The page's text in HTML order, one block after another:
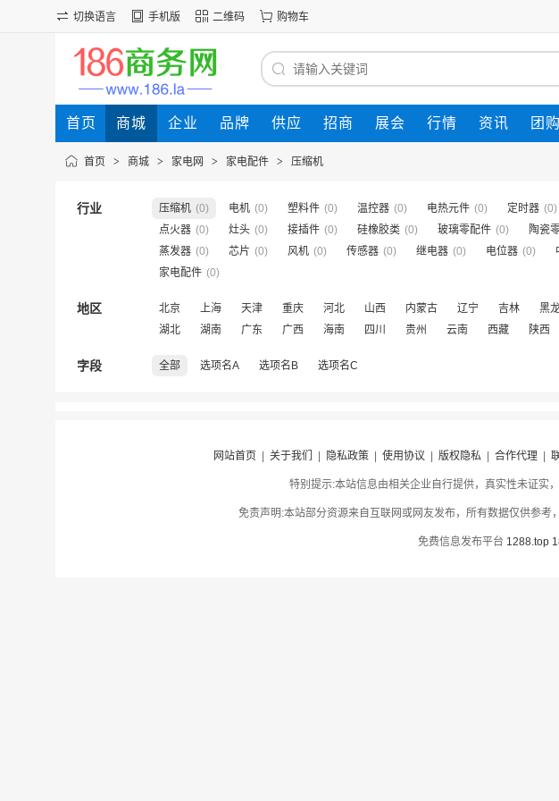
切换语言 手机版 二维码 购物车
首页 商城 企业 品牌 供应 招商 展会 行情 资讯 团购
首页 > 商城 > 家电网 > 家电配件 > 压缩机
行业 压缩机 (0) 电机 (0) 塑料件 (0) 温控器 (0) 电热元件 (0) 定时器 (0)
点火器 (0) 灶头 (0) 接插件 (0) 硅橡胶类 (0) 玻璃零配件 (0) 陶瓷
蒸发器 (0) 芯片 (0) 风机 (0) 传感器 (0) 继电器 (0) 电位器 (0)
家电配件 (0)
地区 北京 上海 天津 重庆 河北 山西 内蒙古 辽宁 吉林 黑
湖北
湖南 广东 广西 海南 四川 贵州 云南 西藏 陕西
字段 全部 选项名A 选项名B 选项名C
网站首页 关于我们 隐私政策| 使用协议 版权隐私| 合作代理|
特别提示:本站信息由相关企业自行提供，真实性未证实
免责声明:本站部分资源来自互联网或网友发布，所有数据仅供参
免费信息发布平台 1288.top